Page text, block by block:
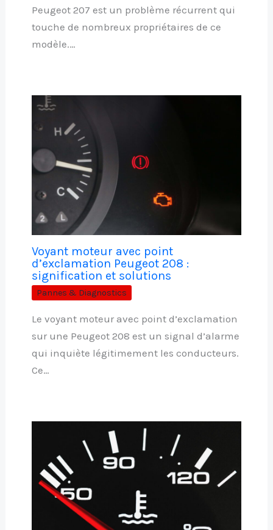
Peugeot 207 est un problème récurrent qui
touche de nombreux propriétaires de ce
modèle.…
Voyant moteur avec point
d’exclamation Peugeot 208 :
signification et solutions
Pannes & Diagnostics
Le voyant moteur avec point d’exclamation
sur une Peugeot 208 est un signal d’alarme
qui inquiète légitimement les conducteurs.
Ce…